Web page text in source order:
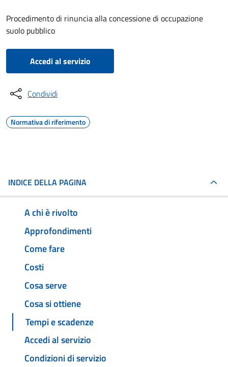
Procedimento di rinuncia alla concessione di occupazione
suolo pubblico
Accedi al servizio
Condividi
Normativa di riferimento
INDICE DELLA PAGINA
A chi è rivolto
Approfondimenti
Come fare
Costi
Cosa serve
Cosa si ottiene
Tempi e scadenze
Accedi al servizio
Condizioni di servizio